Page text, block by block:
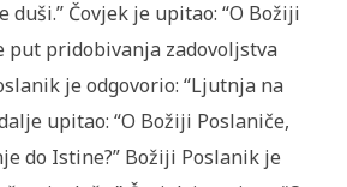
duši.” Čovjek je upitao: “O Božiji
put pridobivanja zadovoljstva
je odgovorio: “Ljutnja na
upitao: “O Božiji Poslaniče,
do Istine?” Božiji Poslanik je